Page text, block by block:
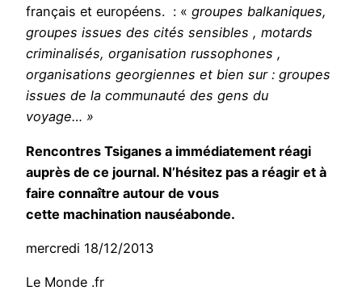
français et européens. : « groupes balkaniques,
groupes issues des cités sensibles , motards
criminalisés, organisation russophones ,
organisations georgiennes et bien sur : groupes
issues de la communauté des gens du
voyage… »
Rencontres Tsiganes a immédiatement réagi
auprès de ce journal. N’hésitez pas a réagir et à
faire connaître autour de vous
cette machination nauséabonde.
mercredi 18/12/2013
Le Monde .fr